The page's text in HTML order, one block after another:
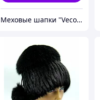
Меховые шапки "Vecons"